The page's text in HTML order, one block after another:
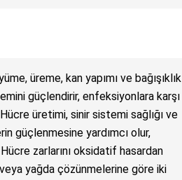
üreme, kan yapımı ve bağışıklık
güçlendirir, enfeksiyonlara karşı
üretimi, sinir sistemi sağlığı ve
güçlenmesine yardımcı olur,
zarlarını oksidatif hasardan
yağda çözünmelerine göre iki